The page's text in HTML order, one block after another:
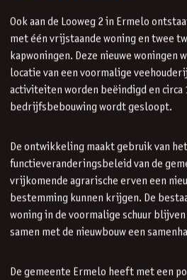
Ook aan de Looweg 2 in Ermelo
met één vrijstaande woning en twee
kapwoningen. Deze nieuwe woningen
locatie van een voormalige
activiteiten worden beëindigd en circa
bedrijfsbebouwing wordt gesloopt.
De ontwikkeling maakt gebruik van het
functieveranderingsbeleid van de
vrijkomende agrarische erven een
bestemming kunnen krijgen. De
woning in de voormalige schuur
samen met de nieuwbouw een
De gemeente Ermelo heeft met een